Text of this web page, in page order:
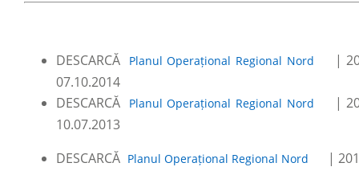
DESCARCĂ Planul Operațional Regional Nord
|
07.10.2014
DESCARCĂ
Planul Operațional Regional Nord
|
10.07.2013
DESCARCĂ Planul Operațional Regional Nord
|